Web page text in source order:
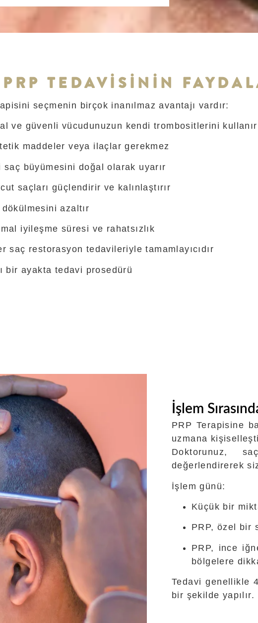
PRP TEDAVISİNİN
seçmenin birçok inanılmaz avantajı vardır:
ve güvenli vücudunuzun kendi trombositlerini kullanır
maddeler veya ilaçlar gerekmez
saç büyümesini doğal olarak uyarır
saçları güçlendirir ve kalınlaştırır
dökülmesini azaltır
iyileşme süresi ve rahatsızlık
saç restorasyon tedavileriyle tamamlayıcıdır
bir ayakta tedavi prosedürü
İşlem
PRP Terapisine
uzmana
Doktorunuz,
değerlendirerek
İşlem günü:
Küçük bir
PRP, özel bir
PRP, ince
bölgelere
Tedavi genellikle
bir şekilde yapılır.